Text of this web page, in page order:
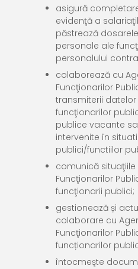
asigură
evidenţă a
păstrează
personale ale
personalului
colaborează cu
Funcţionarilor
transmiterii
funcţionarilor
publice vacante
intervenite în
publici/functiilor
comunică
Funcţionarilor
funcţionarii publici;
gestionează și
colaborare cu
Funcţionarilor
funcționarilor
întocmeşte